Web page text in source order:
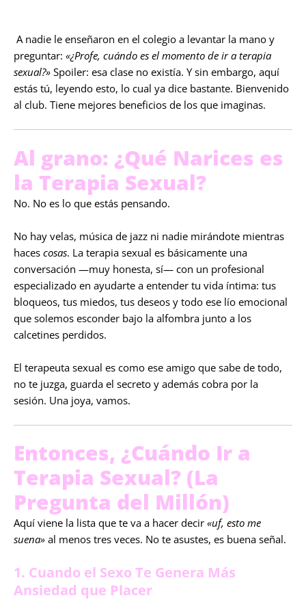
A nadie le enseñaron en el colegio a levantar la mano y
preguntar: «¿Profe, cuándo es el momento de ir a terapia
sexual?» Spoiler: esa clase no existía. Y sin embargo, aquí
estás tú, leyendo esto, lo cual ya dice bastante. Bienvenido
al club. Tiene mejores beneficios de los que imaginas.
Al grano: ¿Qué Narices es
la Terapia Sexual?
No. No es lo que estás pensando.
No hay velas, música de jazz ni nadie mirándote mientras
haces cosas. La terapia sexual es básicamente una
conversación —muy honesta, sí— con un profesional
especializado en ayudarte a entender tu vida íntima: tus
bloqueos, tus miedos, tus deseos y todo ese lío emocional
que solemos esconder bajo la alfombra junto a los
calcetines perdidos.
El terapeuta sexual es como ese amigo que sabe de todo,
no te juzga, guarda el secreto y además cobra por la
sesión. Una joya, vamos.
Entonces, ¿Cuándo Ir a
Terapia Sexual? (La
Pregunta del Millón)
Aquí viene la lista que te va a hacer decir «uf, esto me
suena» al menos tres veces. No te asustes, es buena señal.
1. Cuando el Sexo Te Genera Más
Ansiedad que Placer